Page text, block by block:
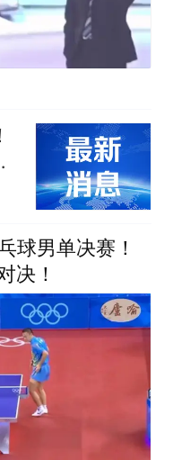
球男单决赛！
决！